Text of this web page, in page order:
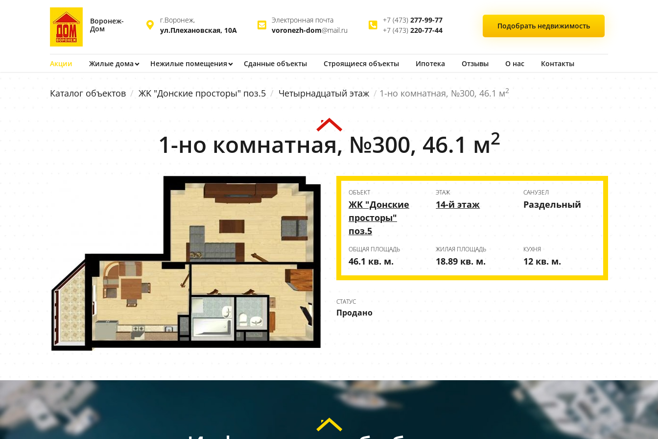
Воронеж-
Дом
Подобрать недвижимость
г.Воронеж,
ул.Плехановская, 10А
Электронная почта
voronezh-dom@mail.ru
+7 (473) 277-99-77
+7 (473) 220-77-44
Акции Жилые дома Нежилые помещения Сданные объекты Строящиеся объекты Ипотека Отзывы О нас Контакты
Каталог объектов ЖK "Донские просторы" поз.5 Четырнадцатый этаж 1-но комнатная, №300, 46.1 м2
1-но комнатная, №300, 46.1 м2
ОБЪЕКТ
ЖK "Донские
просторы"
поз.5
ЭТАЖ
14-й этаж
CАНУЗЕЛ
Раздельный
ОБЩАЯ ПЛОЩАДЬ
46.1 кв. м.
ЖИЛАЯ ПЛОЩАДЬ
18.89 кв. м.
КУХНЯ
12 кв. м.
СТАТУС
Продано